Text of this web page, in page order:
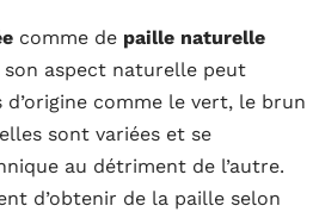
comme de paille naturelle
aspect naturelle peut
comme le vert, le brun
sont variées et se
au détriment de l’autre.
d’obtenir de la paille selon